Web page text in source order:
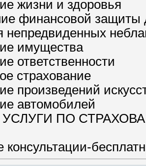
жизни и здоровья
финансовой
непредвиденных
имущества
ответственности
страхование
произведений
автомобилей
УСЛУГИ ПО
консультации-